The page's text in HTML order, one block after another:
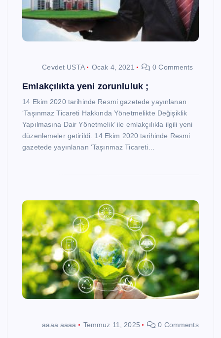
Cevdet USTA Ocak 4, 2021 0 Comments
Emlakçılıkta yeni zorunluluk ;
14 Ekim 2020 tarihinde Resmi gazetede yayınlanan
‘Taşınmaz Ticareti Hakkında Yönetmelikte Değişiklik
Yapılmasına Dair Yönetmelik’ ile emlakçılıkla ilgili yeni
düzenlemeler getirildi. 14 Ekim 2020 tarihinde Resmi
gazetede yayınlanan ‘Taşınmaz Ticareti…
aaaa aaaa Temmuz 11, 2025 0 Comments